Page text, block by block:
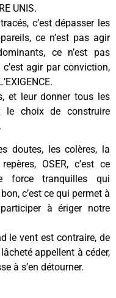
UNIS.
c’est dépasser les
ce n’est pas agir
ce n’est pas
agir par conviction,
et leur donner tous les
le choix de construire
doutes, les colères, la
OSER, c’est ce
force tranquilles qui
c’est ce qui permet à
à ériger notre
le vent est contraire, de
appellent à céder,
à s’en détourner.